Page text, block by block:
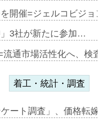
開催=ジェルコビジ
3社が新たに参加…
流通市場活性化へ、検
着工・統計・調査
ート調査」、価格転